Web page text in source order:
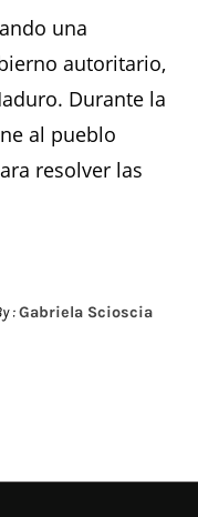
una
autoritario,
Durante la
al pueblo
resolver las
:Gabriela Scioscia